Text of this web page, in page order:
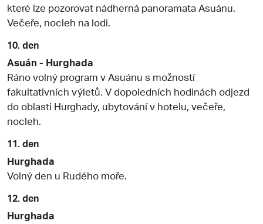
které lze pozorovat nádherná panoramata Asuánu.
Večeře, nocleh na lodi.
10. den
Asuán - Hurghada
Ráno volný program v Asuánu s možností
fakultativních výletů. V dopoledních hodinách odjezd
do oblasti Hurghady, ubytování v hotelu, večeře,
nocleh.
11. den
Hurghada
Volný den u Rudého moře.
12. den
Hurghada